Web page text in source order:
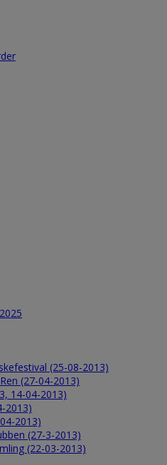
(25-08-2013)
(27-04-2013)
14-04-2013)
2013)
2013)
(27-3-2013)
(22-03-2013)